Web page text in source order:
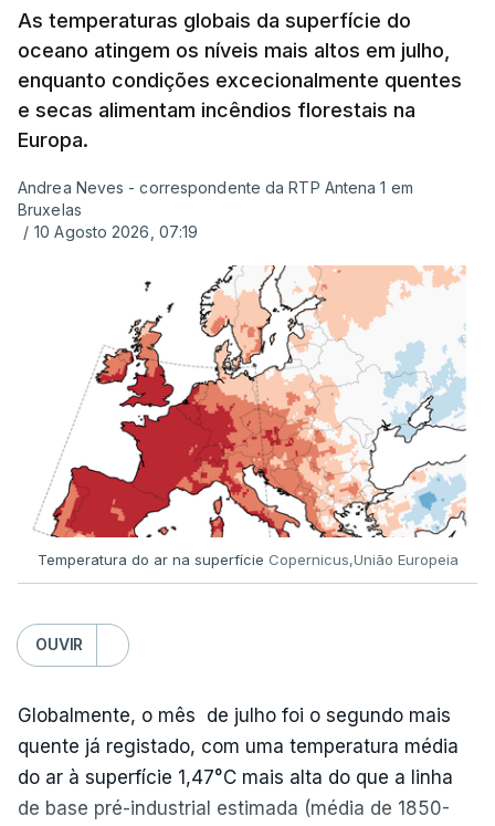
As temperaturas globais da superfície do
oceano atingem os níveis mais altos em julho,
enquanto condições excecionalmente quentes
e secas alimentam incêndios florestais na
Europa.
Andrea Neves - correspondente da RTP Antena 1 em
Bruxelas
/ 10 Agosto 2026, 07:19
Temperatura do ar na superfície Copernicus,União Europeia
OUVIR
Globalmente, o mês de julho foi o segundo mais
quente já registado, com uma temperatura média
do ar à superfície 1,47°C mais alta do que a linha
de base pré-industrial estimada (média de 1850-